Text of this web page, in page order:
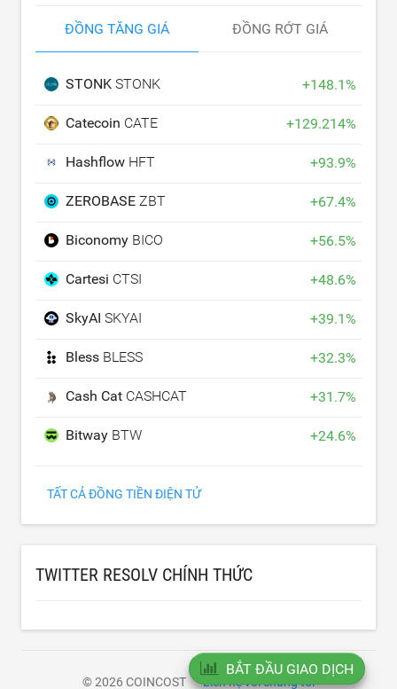
ĐỒNG TĂNG GIÁ ĐỒNG RỚT GIÁ
STONK STONK +148.1%
Catecoin CATE +129.214%
Hashflow HFT +93.9%
ZEROBASE ZBT +67.4%
Biconomy BICO +56.5%
Cartesi CTSI +48.6%
SkyAI SKYAI +39.1%
Bless BLESS +32.3%
Cash Cat CASHCAT +31.7%
Bitway BTW +24.6%
TẤT CẢ ĐỒNG TIỀN ĐIỆN TỬ
TWITTER RESOLV CHÍNH THỨC
© 2026 COINCOST Liên hệ với chúng tôi
BẮT ĐẦU GIAO DỊCH